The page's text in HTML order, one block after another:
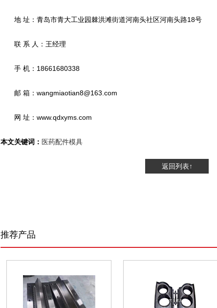
地 址：青岛市青大工业园棘洪滩街道河南头社区河南头路18号
联 系 人：王经理
手 机：18661680338
邮 箱：wangmiaotian8@163.com
网 址：www.qdxyms.com
本文关键词： 医药配件模具
返回列表↑
推荐产品